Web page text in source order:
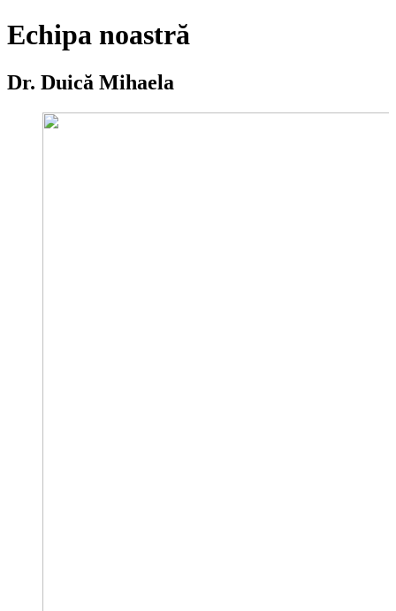
Echipa noastră
Dr. Duică Mihaela